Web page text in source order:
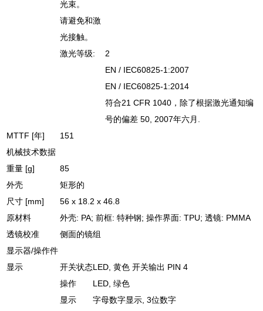
光束。
请避免和激
光接触。
激光等级:
2
EN / IEC60825-1:2007
EN / IEC60825-1:2014
符合21 CFR 1040，除了根据激光通知编
号的偏差 50, 2007年六月.
MTTF [年]
151
机械技术数据
重量 [g]
85
外壳
矩形的
尺寸 [mm]
56 x 18.2 x 46.8
原材料
外壳: PA; 前框: 特种钢; 操作界面: TPU; 透镜: PMMA
透镜校准
侧面的镜组
显示器/操作件
显示
开关状态LED, 黄色 开关输出 PIN 4
操作
LED, 绿色
显示
字母数字显示, 3位数字